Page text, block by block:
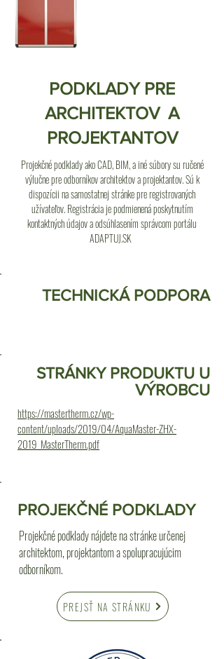
PODKLADY PRE
ARCHITEKTOV A
PROJEKTANTOV
Projekčné podklady ako CAD, BIM, a iné súbory su ručené
výlučne pre odborníkov architektov a projektantov. Sú k
dispozícii na samostatnej stránke pre registrovaných
užívateľov. Registrácia je podmienená poskytnutím
kontaktných údajov a odsúhlasením správcom portálu
ADAPTUJ.SK
TECHNICKÁ PODPORA
STRÁNKY PRODUKTU U
VÝROBCU
https://mastertherm.cz/wp-
content/uploads/2019/04/AquaMaster-ZHX-
2019_MasterTherm.pdf
PROJEKČNÉ PODKLADY
Projekčné podklady nájdete na stránke určenej
architektom, projektantom a spolupracujúcim
odborníkom.
PREJSŤ NA STRÁNKU